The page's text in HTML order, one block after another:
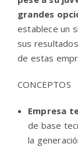
grandes
establece un
sus
de estas
CONCEPTOS
Empresa
de base
la